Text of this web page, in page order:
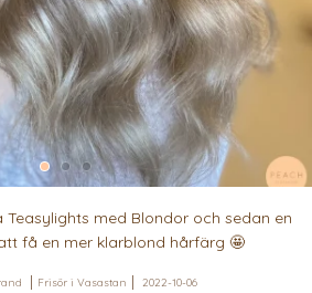
med Blondor och sedan en
få en mer klarblond hårfärg 🤩
Frisör i Vasastan 2022-10-06